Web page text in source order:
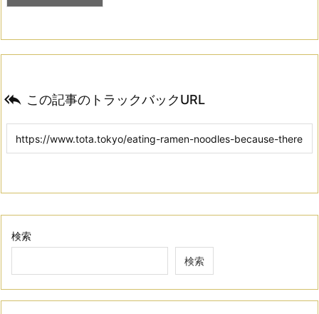
 この記事のトラックバックURL
検索
検索